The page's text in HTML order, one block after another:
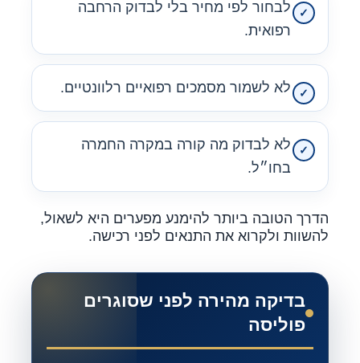
לבחור לפי מחיר בלי לבדוק הרחבה
רפואית.
לא לשמור מסמכים רפואיים רלוונטיים.
לא לבדוק מה קורה במקרה החמרה
בחו״ל.
הדרך הטובה ביותר להימנע מפערים היא לשאול,
להשוות ולקרוא את התנאים לפני רכישה.
בדיקה מהירה לפני שסוגרים
פוליסה